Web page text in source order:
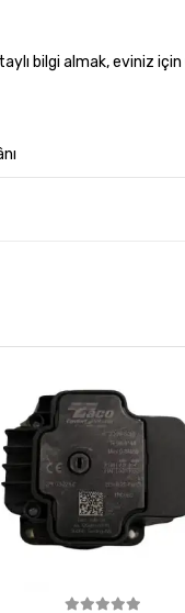
bilgi almak,